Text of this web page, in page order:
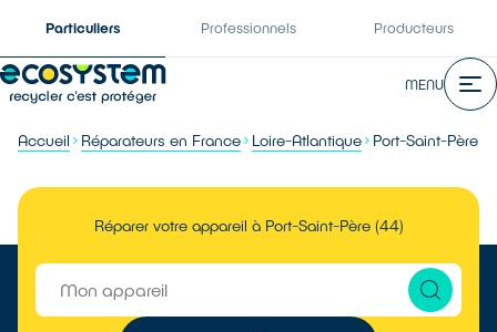
Particuliers Professionnels Producteurs
MENU
Accueil Réparateurs en France Loire-Atlantique Port-Saint-Père
Réparer votre appareil à Port-Saint-Père (44)